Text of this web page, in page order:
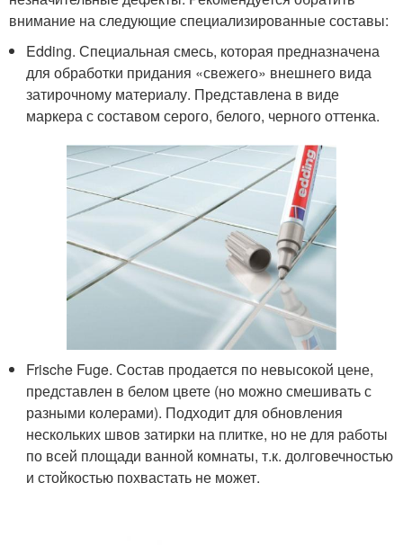
внимание на следующие специализированные составы:
Edding. Специальная смесь, которая предназначена
для обработки придания «свежего» внешнего вида
затирочному материалу. Представлена в виде
маркера с составом серого, белого, черного оттенка.
Frische Fuge. Состав продается по невысокой цене,
представлен в белом цвете (но можно смешивать с
разными колерами). Подходит для обновления
нескольких швов затирки на плитке, но не для работы
по всей площади ванной комнаты, т.к. долговечностью
и стойкостью похвастать не может.